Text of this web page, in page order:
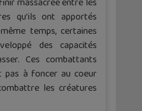
qu’ils ont apportés
temps, certaines
des capacités
Ces combattants
pas à foncer au coeur
les créatures